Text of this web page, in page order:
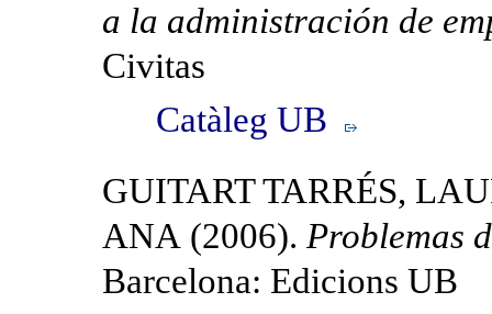
a la administración de
Civitas
Catàleg UB
GUITART TARRÉS,
ANA (2006). Problemas
Barcelona: Edicions UB